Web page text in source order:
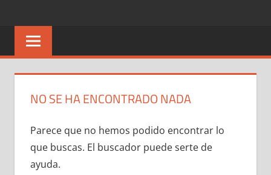
NO SE HA ENCONTRADO NADA
Parece que no hemos podido encontrar lo
que buscas. El buscador puede serte de
ayuda.